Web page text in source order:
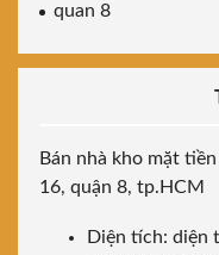
quan 8
Bán nhà kho mặt
16, quận 8, tp.HCM
Diện tích: diện